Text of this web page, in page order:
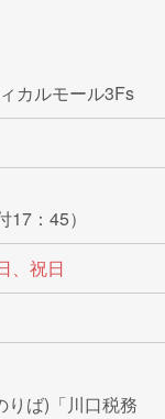
カルモール3Fs
：45）
、祝日
りば)「川口税務